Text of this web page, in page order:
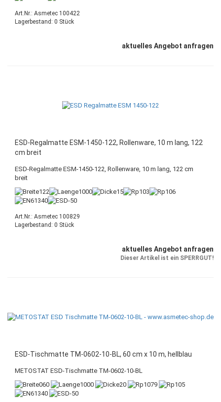
Art.Nr.: Asmetec 100422
Lagerbestand: 0 Stück
aktuelles Angebot anfragen
ESD-Regalmatte ESM-1450-122, Rollenware, 10 m lang, 122
cm breit
ESD-Regalmatte ESM-1450-122, Rollenware, 10 m lang, 122 cm
breit
Art.Nr.: Asmetec 100829
Lagerbestand: 0 Stück
aktuelles Angebot anfragen
Dieser Artikel ist ein SPERRGUT!
ESD-Tischmatte TM-0602-10-BL, 60 cm x 10 m, hellblau
METOSTAT ESD-Tischmatte TM-0602-10-BL